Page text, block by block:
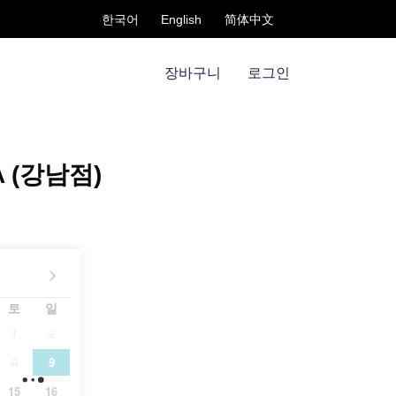
한국어 English 简体中文
장바구니 로그인
(강남점)
토 일
9
15
16